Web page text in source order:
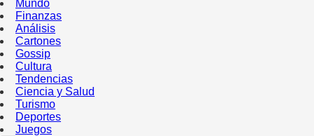
Mundo
Finanzas
Análisis
Cartones
Gossip
Cultura
Tendencias
Ciencia y Salud
Turismo
Deportes
Juegos